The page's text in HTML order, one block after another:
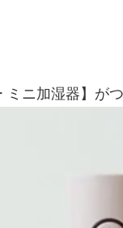
ニ加湿器】がつ